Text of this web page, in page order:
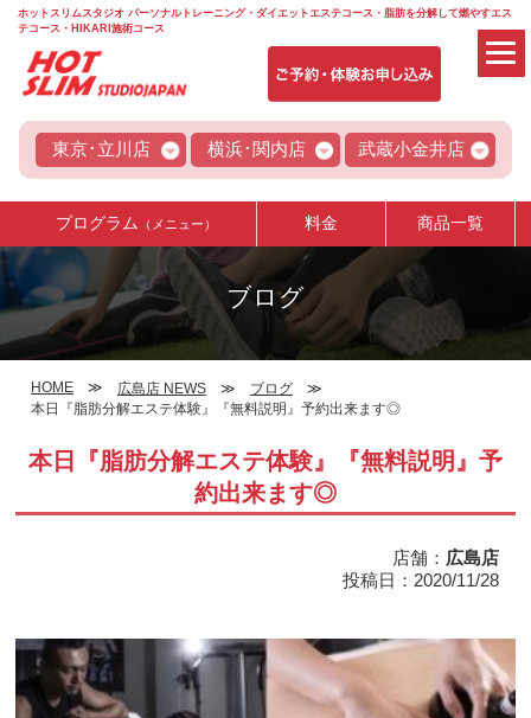
ホットスリムスタジオ パーソナルトレーニング・ダイエットエステコース・脂肪を分解して燃やすエス
テコース・HIKARI施術コース
東京･立川店 横浜･関内店 武蔵小金井店
プログラム （メニュー） 料金 商品一覧
ブログ
HOME 広島店 NEWS
ブログ
本日『脂肪分解エステ体験』『無料説明』予約出来ます◎
本日『脂肪分解エステ体験』『無料説明』予
約出来ます◎
店舗： 広島店
投稿日：2020/11/28